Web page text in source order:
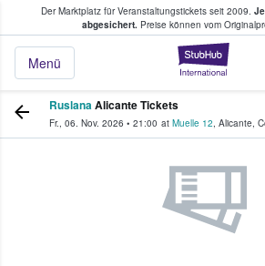
Der Marktplatz für Veranstaltungstickets seit 2009.
abgesichert.Preise können vom
Menü
Tickets kaufen &
RuslanaAlicante Tickets
Fr., 06. Nov. 2026 • 21:00 at Muelle 12, Alicante,